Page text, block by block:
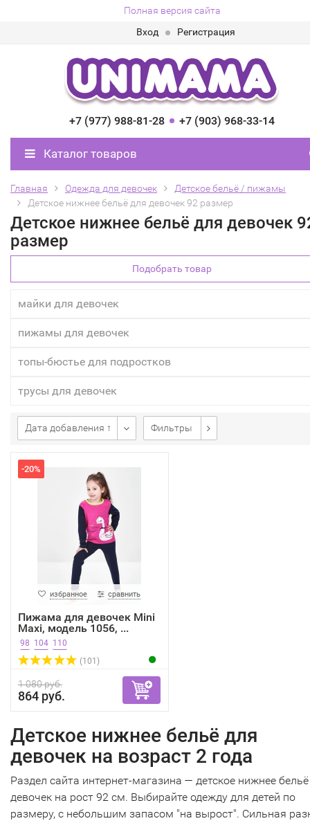
Полная версия сайта
Вход
Регистрация
+7 (977) 988-81-28 +7 (903) 968-33-14
Каталог товаров
Главная Одежда для девочек
Детское бельё / пижамы
Детское нижнее бельё для девочек 92 размер
Детское нижнее бельё для девочек
размер
Подобрать товар
майки для девочек
пижамы для девочек
топы-бюстье для подростков
трусы для девочек
Дата добавления ↑ Фильтры
-20%
избранное сравнить
Пижама для девочек Mini
Maxi, модель 1056, ...
98 104 110
(101)
1 080 руб.
864 руб.
Детское нижнее бельё для
девочек на возраст 2 года
Раздел сайта интернет-магазина — детское нижнее
девочек на рост 92 см. Выбирайте одежду для детей по
размеру, с небольшим запасом "на вырост". Сильная